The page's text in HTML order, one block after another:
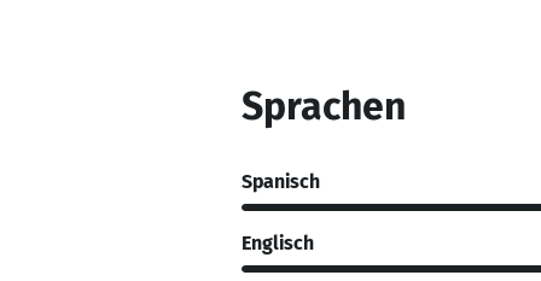
Sprachen
Spanisch
Englisch